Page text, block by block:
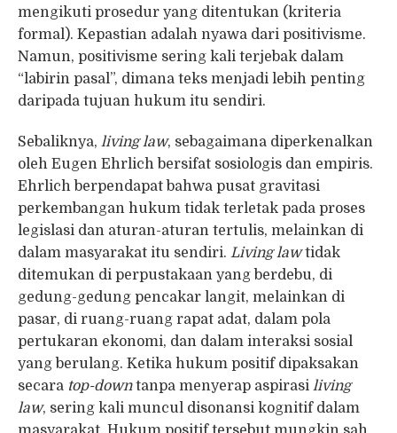
mengikuti prosedur yang ditentukan (kriteria
formal). Kepastian adalah nyawa dari positivisme.
Namun, positivisme sering kali terjebak dalam
“labirin pasal”, dimana teks menjadi lebih penting
daripada tujuan hukum itu sendiri.
Sebaliknya, living law, sebagaimana diperkenalkan
oleh Eugen Ehrlich bersifat sosiologis dan empiris.
Ehrlich berpendapat bahwa pusat gravitasi
perkembangan hukum tidak terletak pada proses
legislasi dan aturan-aturan tertulis, melainkan di
dalam masyarakat itu sendiri. Living lawtidak
ditemukan di perpustakaan yang berdebu, di
gedung-gedung pencakar langit, melainkan di
pasar, di ruang-ruang rapat adat, dalam pola
pertukaran ekonomi, dan dalam interaksi sosial
yang berulang. Ketika hukum positif dipaksakan
secara top-downtanpa menyerap aspirasi living
law, sering kali muncul disonansi kognitif dalam